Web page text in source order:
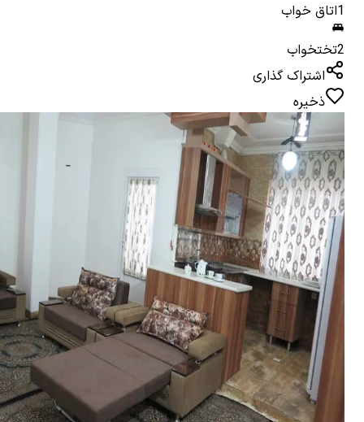
1اتاق خواب
2تختخواب
اشتراک گذاری
ذخیره